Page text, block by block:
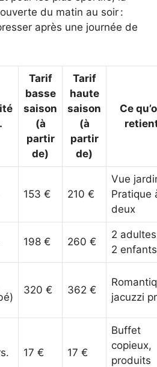
du matin au soir :
après une journée de
Tarif
basse
saison
(à
partir
de)
Tarif
haute
saison
(à
partir
de)
Ce
153 € 210 €
Vue
Pratique
deux
198 € 260 €
2
2 enfants
320 € 362 €
jacuzzi
17 € 17 €
Buffet
copieux,
produits